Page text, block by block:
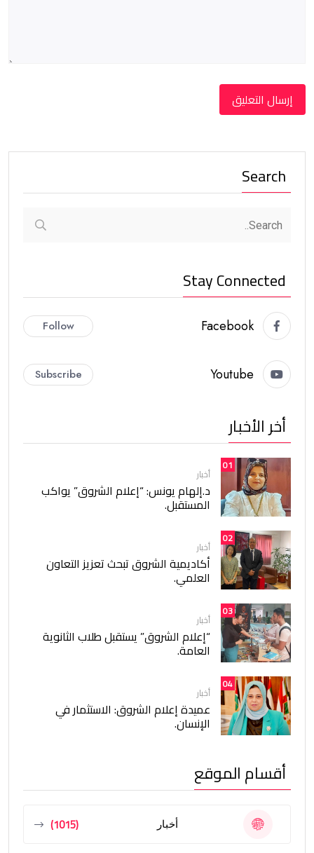
Search
Stay Connected
Facebook
Follow
Youtube
Subscribe
أخر الأخبار
01
أخبار
د.إلهام يونس: “إعلام الشروق” يواكب
المستقبل.
02
أخبار
أكاديمية الشروق تبحث تعزيز التعاون
العلمي.
03
أخبار
“إعلام الشروق” يستقبل طلاب الثانوية
العامة.
04
أخبار
عميدة إعلام الشروق: الاستثمار في
الإنسان.
أقسام الموقع
أخبار (1015)